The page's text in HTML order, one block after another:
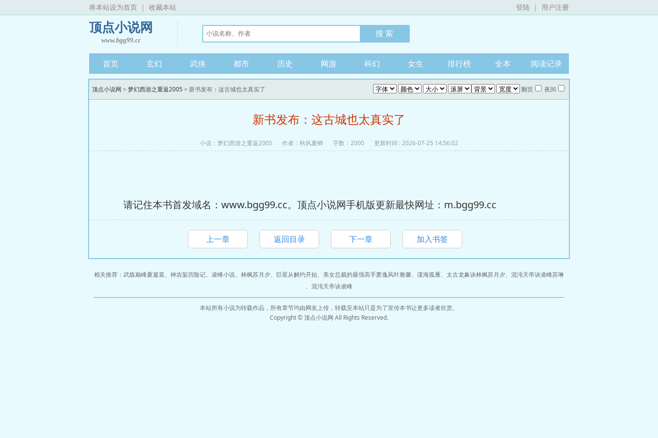
将本站设为首页 | 收藏本站 登陆 | 用户注册
顶点小说网
www.bgg99.cc
首页 玄幻 武侠 都市 历史 网游 科幻 女生 排行榜 全本 阅读记录
顶点小说网 > 梦幻西游之重返2005> 新书发布：这古城也太真实了 翻页 夜间
新书发布：这古城也太真实了
小说： 梦幻西游之重返2005 作者：秋风夏蝉 字数：2000 更新时间 : 2026-07-25 14:56:02
请记住本书首发域名：www.bgg99.cc。顶点小说网手机版更新最快网址：m.bgg99.cc
上一章 返回目录 下一章 加入书签
相关推荐： 武炼巅峰夏凝裳、 神农架历险记、 凌峰小说、 林枫苏月夕、 巨星从解约开始、 美女总裁的最强高手萧逸风叶雅馨、 谍海孤雁、 太古龙象诀林枫苏月夕、 混沌天帝诀凌峰苏琳
、 混沌天帝诀凌峰
本站所有小说为转载作品，所有章节均由网友上传，转载至本站只是为了宣传本书让更多读者欣赏。
Copyright © 顶点小说网 All Rights Reserved.